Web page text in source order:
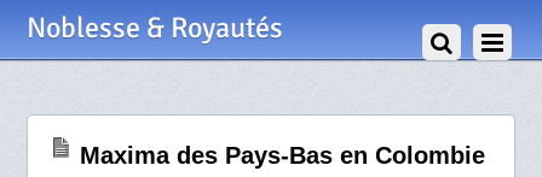
Noblesse & Royautés
Maxima des Pays-Bas en Colombie